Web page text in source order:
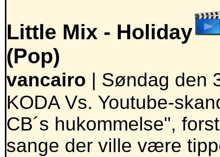
Little Mix - Holiday
(Pop)
vancairo | Søndag den
KODA Vs. Youtube-
CB´s hukommelse",
sange der ville være